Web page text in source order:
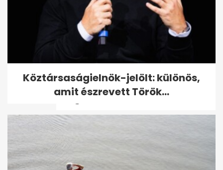
Pásztor Anna: Fiatalon
kimondottan elcsúfítottam
magam
Köztársaságielnök-jelölt: különös,
amit észrevett Török...